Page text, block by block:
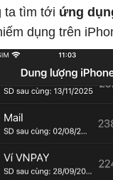
ta tìm tới ứng
dụng trên